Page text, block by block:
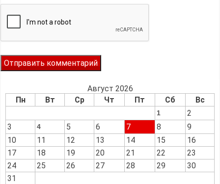
Август 2026
Пн
Вт Ср Чт Пт Сб Вс
1
2
3
4 5 6 7 8
9
10
11 12 13 14 15
16
17
18 19 20 21 22
23
24
25 26 27 28 29
30
31